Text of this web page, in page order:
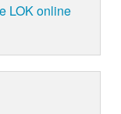
LOK online